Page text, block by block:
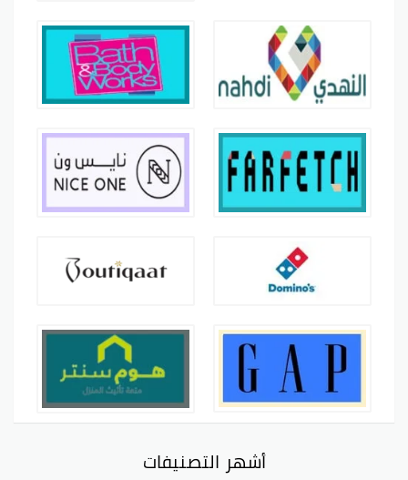
أشهر التصنيفات